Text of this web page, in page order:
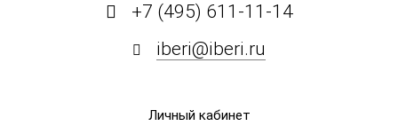
+7 (495) 611-11-14
iberi@iberi.ru
Личный кабинет